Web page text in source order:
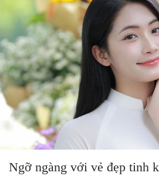
Ngỡ ngàng với vẻ đẹp tinh